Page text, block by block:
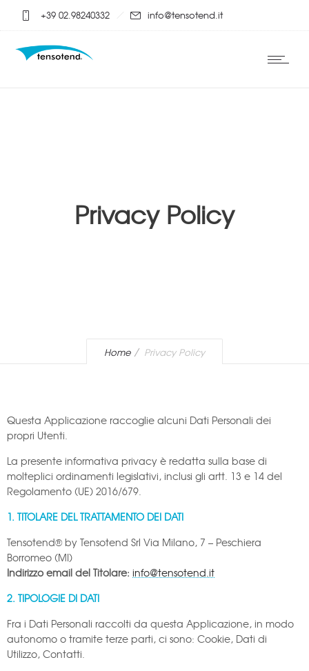
+39 02.98240332 info@tensotend.it
Privacy Policy
Home Privacy Policy
Questa Applicazione raccoglie alcuni Dati Personali dei
propri Utenti.
La presente informativa privacy è redatta sulla base di
molteplici ordinamenti legislativi, inclusi gli artt. 13 e 14 del
Regolamento (UE) 2016/679.
1. TITOLARE DEL TRATTAMENTO DEI DATI
Tensotend® by Tensotend Srl Via Milano, 7 – Peschiera
Borromeo (MI)
Indirizzo email del Titolare: info@tensotend.it
2. TIPOLOGIE DI DATI
Fra i Dati Personali raccolti da questa Applicazione, in modo
autonomo o tramite terze parti, ci sono: Cookie, Dati di
Utilizzo, Contatti.